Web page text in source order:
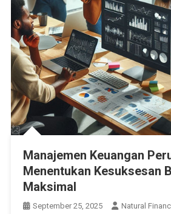
Manajemen Keuangan
Menentukan Kesuksesan
Maksimal
September 25, 2025 Natural